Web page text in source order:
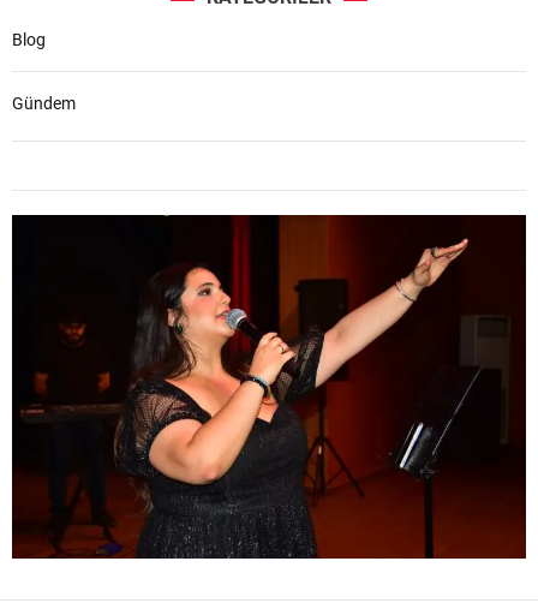
Blog
Gündem